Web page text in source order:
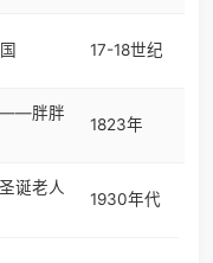
17-18世纪
——胖胖
1823年
诞老人
1930年代